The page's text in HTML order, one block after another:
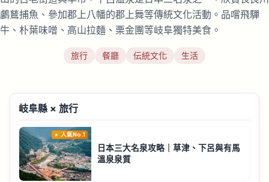
鸕鶿捕魚、參加郡上八幡的郡上舞等傳統文化活動。品嚐飛驒
牛、朴葉味噌、高山拉麵、栗金團等岐阜獨特美食。
旅行 餐廳 伝統文化 生活
岐阜縣 × 旅行
人氣No.1
日本三大名泉攻略｜草津、下呂與有馬
溫泉泉質